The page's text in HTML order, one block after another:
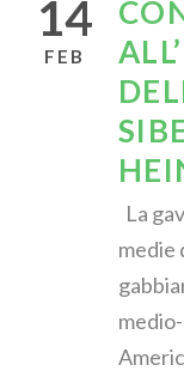
14
FEB
La
medie